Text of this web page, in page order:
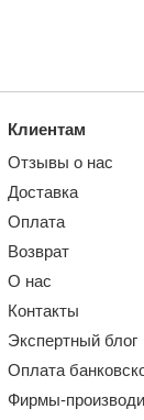
Клиентам
Отзывы о нас
Доставка
Оплата
Возврат
О нас
Контакты
Экспертный блог
Оплата
Фирмы-